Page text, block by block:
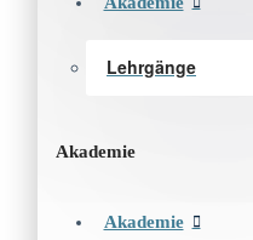
Lehrgänge
Akademie
Akademie